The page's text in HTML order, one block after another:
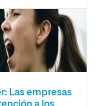
Las empresas
a los